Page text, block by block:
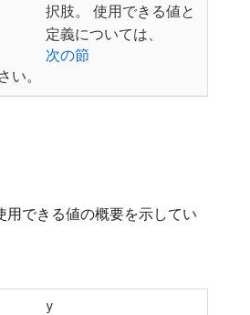
択肢。 使用できる値と
定義については、
次の節
い。
用できる値の概要を示してい
y